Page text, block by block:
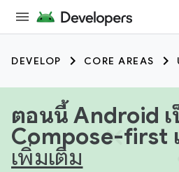
DEVELOP CORE AREAS
ตอนนี้ Android
Compose-first
เพิ่มเติม